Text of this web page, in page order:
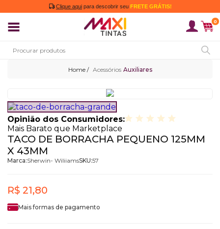
Clique aqui para descobrir seu FRETE GRÁTIS!
0
Acessórios Auxiliares
Opinião dos Consumidores:
Mais Barato que Marketplace
TACO DE BORRACHA PEQUENO 125MM
X 43MM
Marca:Sherwin- WiliiamsSKU:57
R$ 21,80
Mais formas de pagamento